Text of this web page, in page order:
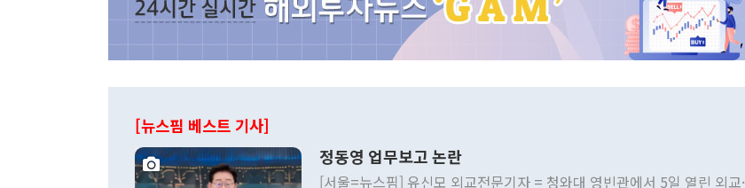
[뉴스핌 베스트 기사]
정동영 업무보고 논란
[서울=뉴스핌] 유신모 외교전문기자 = 청와대 영빈관에서 5일 열린 외교·